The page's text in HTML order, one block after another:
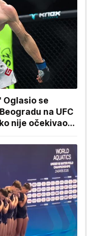
Oglasio se
na UFC
nije očekivao...